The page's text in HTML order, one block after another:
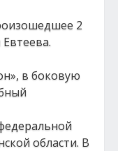
2
в боковую
области. В